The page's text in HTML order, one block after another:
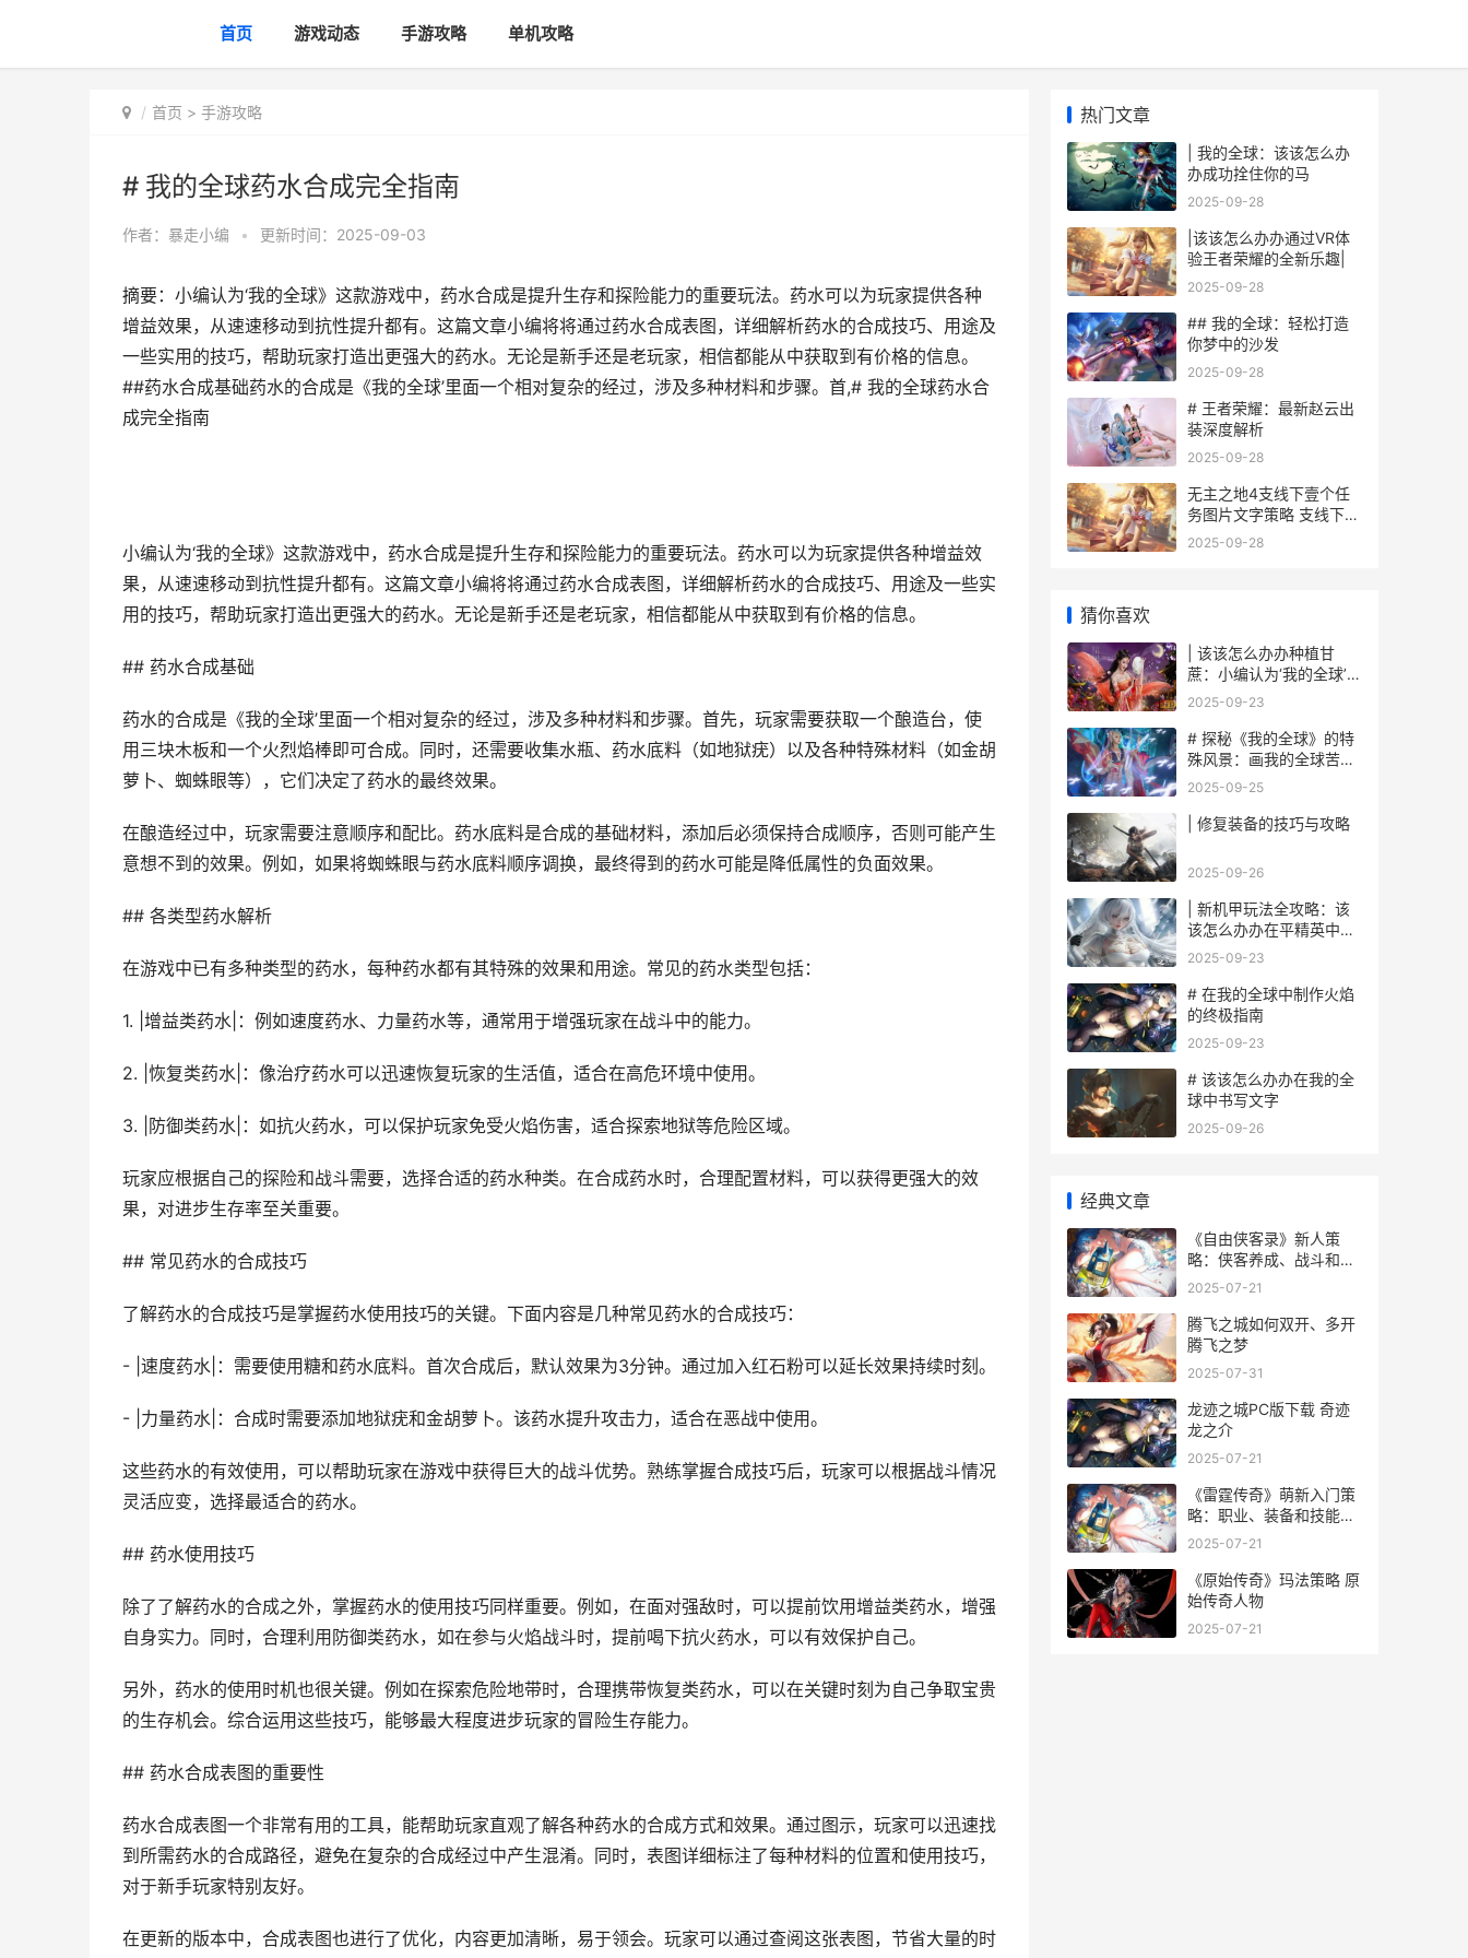
首页 游戏动态 手游攻略 单机攻略
首页 > 手游攻略
# 我的全球药水合成完全指南
作者： 暴走小编 • 更新时间：2025-09-03
摘要：小编认为‘我的全球》这款游戏中，药水合成是提升生存和探险能力的重要玩法。药水可以为玩家提供各种
增益效果，从速速移动到抗性提升都有。这篇文章小编将将通过药水合成表图，详细解析药水的合成技巧、用途及
一些实用的技巧，帮助玩家打造出更强大的药水。无论是新手还是老玩家，相信都能从中获取到有价格的信息。
##药水合成基础药水的合成是《我的全球’里面一个相对复杂的经过，涉及多种材料和步骤。首,# 我的全球药水合
成完全指南
小编认为‘我的全球》这款游戏中，药水合成是提升生存和探险能力的重要玩法。药水可以为玩家提供各种增益效
果，从速速移动到抗性提升都有。这篇文章小编将将通过药水合成表图，详细解析药水的合成技巧、用途及一些实
用的技巧，帮助玩家打造出更强大的药水。无论是新手还是老玩家，相信都能从中获取到有价格的信息。
## 药水合成基础
药水的合成是《我的全球’里面一个相对复杂的经过，涉及多种材料和步骤。首先，玩家需要获取一个酿造台，使
用三块木板和一个火烈焰棒即可合成。同时，还需要收集水瓶、药水底料（如地狱疣）以及各种特殊材料（如金胡
萝卜、蜘蛛眼等），它们决定了药水的最终效果。
在酿造经过中，玩家需要注意顺序和配比。药水底料是合成的基础材料，添加后必须保持合成顺序，否则可能产生
意想不到的效果。例如，如果将蜘蛛眼与药水底料顺序调换，最终得到的药水可能是降低属性的负面效果。
## 各类型药水解析
在游戏中已有多种类型的药水，每种药水都有其特殊的效果和用途。常见的药水类型包括：
1. |增益类药水|：例如速度药水、力量药水等，通常用于增强玩家在战斗中的能力。
2. |恢复类药水|：像治疗药水可以迅速恢复玩家的生活值，适合在高危环境中使用。
3. |防御类药水|：如抗火药水，可以保护玩家免受火焰伤害，适合探索地狱等危险区域。
玩家应根据自己的探险和战斗需要，选择合适的药水种类。在合成药水时，合理配置材料，可以获得更强大的效
果，对进步生存率至关重要。
## 常见药水的合成技巧
了解药水的合成技巧是掌握药水使用技巧的关键。下面内容是几种常见药水的合成技巧：
- |速度药水|：需要使用糖和药水底料。首次合成后，默认效果为3分钟。通过加入红石粉可以延长效果持续时刻。
- |力量药水|：合成时需要添加地狱疣和金胡萝卜。该药水提升攻击力，适合在恶战中使用。
这些药水的有效使用，可以帮助玩家在游戏中获得巨大的战斗优势。熟练掌握合成技巧后，玩家可以根据战斗情况
灵活应变，选择最适合的药水。
## 药水使用技巧
除了了解药水的合成之外，掌握药水的使用技巧同样重要。例如，在面对强敌时，可以提前饮用增益类药水，增强
自身实力。同时，合理利用防御类药水，如在参与火焰战斗时，提前喝下抗火药水，可以有效保护自己。
另外，药水的使用时机也很关键。例如在探索危险地带时，合理携带恢复类药水，可以在关键时刻为自己争取宝贵
的生存机会。综合运用这些技巧，能够最大程度进步玩家的冒险生存能力。
## 药水合成表图的重要性
药水合成表图一个非常有用的工具，能帮助玩家直观了解各种药水的合成方式和效果。通过图示，玩家可以迅速找
到所需药水的合成路径，避免在复杂的合成经过中产生混淆。同时，表图详细标注了每种材料的位置和使用技巧，
对于新手玩家特别友好。
在更新的版本中，合成表图也进行了优化，内容更加清晰，易于领会。玩家可以通过查阅这张表图，节省大量的时
热门文章
| 我的全球：该该怎么办
办成功拴住你的马
2025-09-28
|该该怎么办办通过VR体
验王者荣耀的全新乐趣|
2025-09-28
## 我的全球：轻松打造
你梦中的沙发
2025-09-28
# 王者荣耀：最新赵云出
装深度解析
2025-09-28
无主之地4支线下壹个任
务图片文字策略 支线下壹
个任务如何做 无主之地4
2025-09-28
猜你喜欢
| 该该怎么办办种植甘
蔗：小编认为‘我的全球’里
面迈向甜蜜之旅
2025-09-23
# 探秘《我的全球》的特
殊风景：画我的全球苦力
怕
2025-09-25
| 修复装备的技巧与攻略
2025-09-26
| 新机甲玩法全攻略：该
该怎么办办在平精英中战
无不胜
2025-09-23
# 在我的全球中制作火焰
的终极指南
2025-09-23
# 该该怎么办办在我的全
球中书写文字
2025-09-26
经典文章
《自由侠客录》新人策
略：侠客养成、战斗和江
湖特色方法说明 自由侠客
2025-07-21
腾飞之城如何双开、多开
腾飞之梦
2025-07-31
龙迹之城PC版下载 奇迹
龙之介
2025-07-21
《雷霆传奇》萌新入门策
略：职业、装备和技能提
高指导 雷霆传奇安卓app
2025-07-21
《原始传奇》玛法策略 原
始传奇人物
2025-07-21